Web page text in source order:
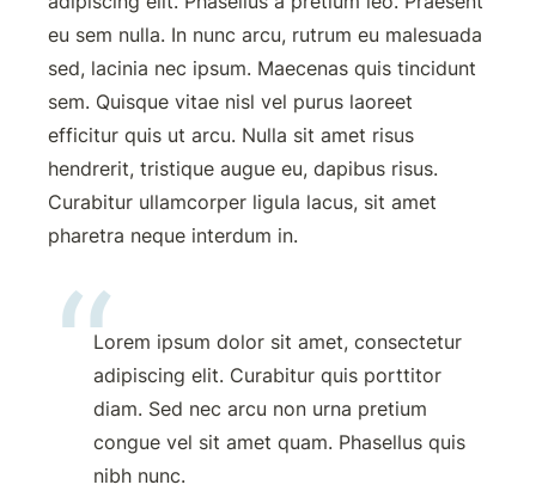
eu sem nulla. In nunc arcu, rutrum eu malesuada
sed, lacinia nec ipsum. Maecenas quis tincidunt
sem. Quisque vitae nisl vel purus laoreet
efficitur quis ut arcu. Nulla sit amet risus
hendrerit, tristique augue eu, dapibus risus.
Curabitur ullamcorper ligula lacus, sit amet
pharetra neque interdum in.
Lorem ipsum dolor sit amet, consectetur
adipiscing elit. Curabitur quis porttitor
diam. Sed nec arcu non urna pretium
congue vel sit amet quam. Phasellus quis
nibh nunc.